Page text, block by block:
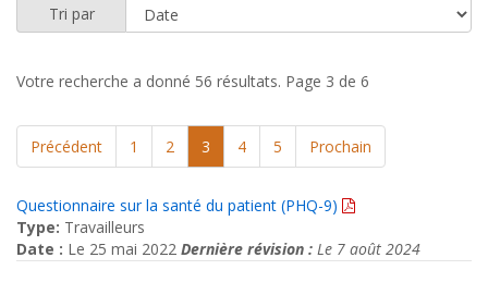
Tri par
Votre recherche a donné 56 résultats. Page 3 de 6
Précédent 1 2 3 4 5 Prochain
Questionnaire sur la santé du patient (PHQ-9)
Type: Travailleurs
Date : Le 25 mai 2022 Dernière révision : Le 7 août 2024